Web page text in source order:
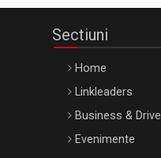
Sectiuni
Home
Linkleaders
Business & Drive
Evenimente